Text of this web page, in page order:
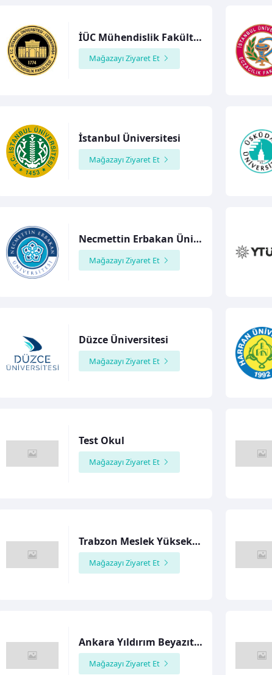
İÜC Mühendislik Fakültesi
Mağazayı Ziyaret Et
İstanbul Üniversitesi
Mağazayı Ziyaret Et
Necmettin Erbakan Üniversitesi
Mağazayı Ziyaret Et
Düzce Üniversitesi
Mağazayı Ziyaret Et
Test Okul
Mağazayı Ziyaret Et
Trabzon Meslek Yüksekokulu Logolu Ürünler Mağazası
Mağazayı Ziyaret Et
Ankara Yıldırım Beyazıt Üniversitesi
Mağazayı Ziyaret Et